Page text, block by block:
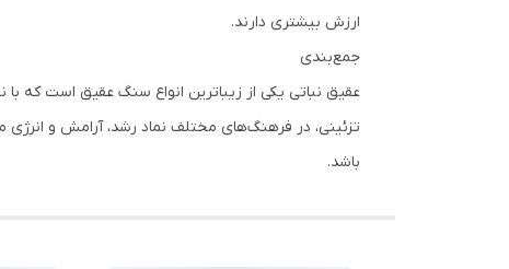
ارزش بیشتری دارند.
جمع‌بندی
عقیق نباتی یکی از زیباترین انواع سنگ عقیق است که
تزئینی، در فرهنگ‌های مختلف نماد رشد، آرامش و
باشد.